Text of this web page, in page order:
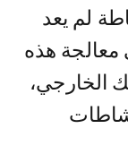
لم يعد
معالجة هذه
الخارجي،